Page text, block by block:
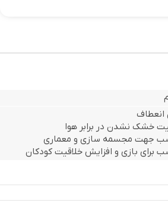
انعطاف
خشک نشدن در برابر هوا
جهت مجسمه سازی و معماری
برای بازی و افزایش خلاقیت کودکان